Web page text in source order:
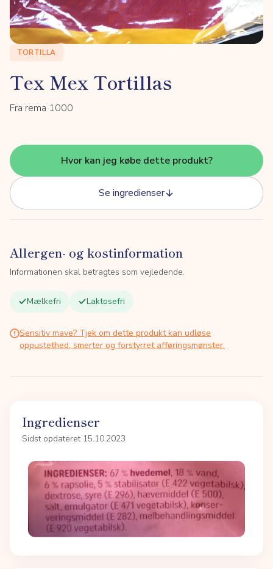
TORTILLA
Tex Mex Tortillas
Fra rema 1000
Hvor kan jeg købe dette produkt?
Se ingredienser
Allergen- og kostinformation
Informationen skal betragtes som vejledende.
Mælkefri Laktosefri
Sensitiv mave? Tjek om dette produkt kan udløse
oppustethed, smerter og forstyrret afføringsmønster.
Ingredienser
Sidst opdateret 15.10.2023